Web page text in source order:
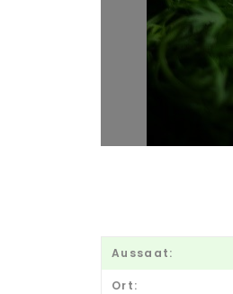
Aussaat:
Ort: